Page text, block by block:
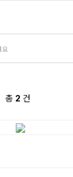
총 2건